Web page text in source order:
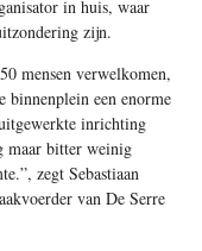
in huis, waar
zijn.
mensen verwelkomen,
binnenplein een enorme
inrichting
maar bitter weinig
zegt Sebastiaan
van De Serre